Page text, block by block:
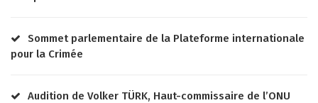
Sommet parlementaire de la Plateforme internationale
pour la Crimée
Audition de Volker TÜRK, Haut-commissaire de l’ONU